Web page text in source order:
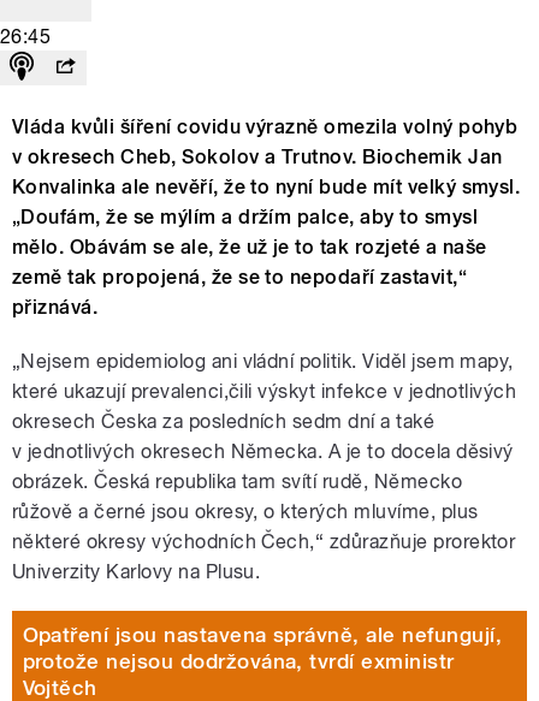
26:45
Vláda kvůli šíření covidu výrazně omezila volný pohyb
v okresech Cheb, Sokolov a Trutnov. Biochemik Jan
Konvalinka ale nevěří, že to nyní bude mít velký smysl.
„Doufám, že se mýlím a držím palce, aby to smysl
mělo. Obávám se ale, že už je to tak rozjeté a naše
země tak propojená, že se to nepodaří zastavit,“
přiznává.
„Nejsem epidemiolog ani vládní politik. Viděl jsem mapy,
které ukazují prevalenci,čili výskyt infekce v jednotlivých
okresech Česka za posledních sedm dní a také
v jednotlivých okresech Německa. A je to docela děsivý
obrázek. Česká republika tam svítí rudě, Německo
růžově a černé jsou okresy, o kterých mluvíme, plus
některé okresy východních Čech,“ zdůrazňuje prorektor
Univerzity Karlovy na Plusu.
Opatření jsou nastavena správně, ale nefungují,
protože nejsou dodržována, tvrdí exministr
Vojtěch